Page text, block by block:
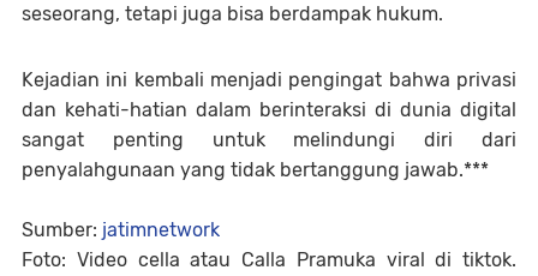
seseorang, tetapi juga bisa berdampak hukum.
Kejadian ini kembali menjadi pengingat bahwa privasi
dan kehati-hatian dalam berinteraksi di dunia digital
sangat penting untuk melindungi diri dari
penyalahgunaan yang tidak bertanggung jawab.***
Sumber: jatimnetwork
Foto: Video cella atau Calla Pramuka viral di tiktok.